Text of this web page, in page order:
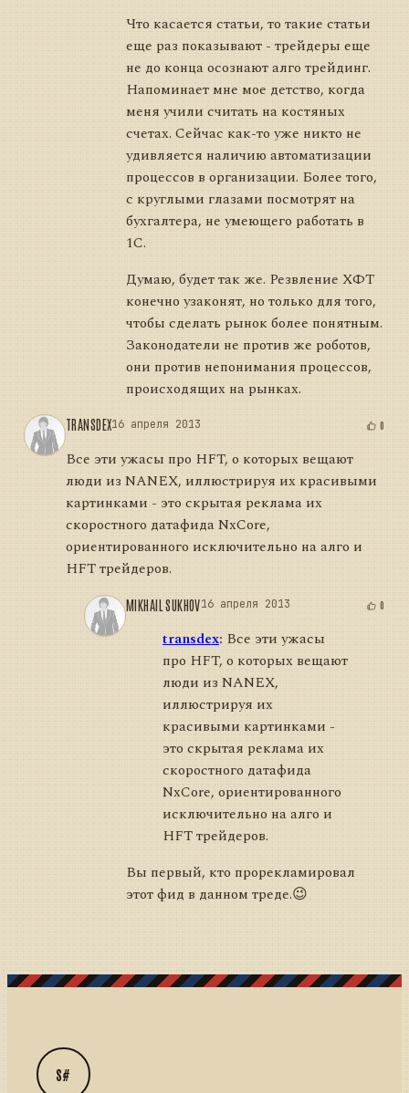
Что касается статьи, то такие статьи
еще раз показывают - трейдеры еще
не до конца осознают алго трейдинг.
Напоминает мне мое детство, когда
меня учили считать на костяных
счетах. Сейчас как-то уже никто не
удивляется наличию автоматизации
процессов в организации. Более того,
с круглыми глазами посмотрят на
бухгалтера, не умеющего работать в
1С.
Думаю, будет так же. Резвление ХФТ
конечно узаконят, но только для того,
чтобы сделать рынок более понятным.
Законодатели не против же роботов,
они против непонимания процессов,
происходящих на рынках.
TRANSDEX16 апреля 2013 0
Все эти ужасы про HFT, о которых вещают
люди из NANEX, иллюстрируя их красивыми
картинками - это скрытая реклама их
скоростного датафида NxCore,
ориентированного исключительно на алго и
HFT трейдеров.
MIKHAIL SUKHOV16 апреля 2013 0
transdex: Все эти ужасы
про HFT, о которых вещают
люди из NANEX,
иллюстрируя их
красивыми картинками -
это скрытая реклама их
скоростного датафида
NxCore, ориентированного
исключительно на алго и
HFT трейдеров.
Вы первый, кто прорекламировал
этот фид в данном треде.😉
S#